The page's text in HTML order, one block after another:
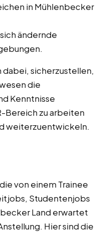
in Mühlenbecker
ändernde
sicherzustellen,
die
Kenntnisse
Bereich zu arbeiten
weiterzuentwickeln.
von einem Trainee
Studentenjobs
Land erwartet
Hier sind die